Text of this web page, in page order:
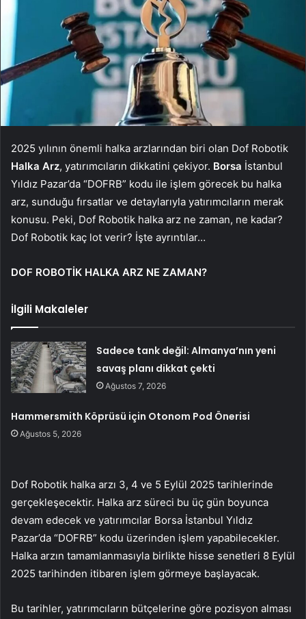
2025 yılının önemli halka arzlarından biri olan Dof Robotik
Halka Arz, yatırımcıların dikkatini çekiyor. Borsa İstanbul
Yıldız Pazar’da “DOFRB” kodu ile işlem görecek bu halka
arz, sunduğu fırsatlar ve detaylarıyla yatırımcıların merak
konusu. Peki, Dof Robotik halka arz ne zaman, ne kadar?
Dof Robotik kaç lot verir? İşte ayrıntılar…
DOF ROBOTİK HALKA ARZ NE ZAMAN?
İlgili Makaleler
Sadece tank değil: Almanya’nın yeni
savaş planı dikkat çekti
Ağustos 7, 2026
Hammersmith Köprüsü için Otonom Pod Önerisi
Ağustos 5, 2026
Dof Robotik halka arzı 3, 4 ve 5 Eylül 2025 tarihlerinde
gerçekleşecektir. Halka arz süreci bu üç gün boyunca
devam edecek ve yatırımcılar Borsa İstanbul Yıldız
Pazar’da “DOFRB” kodu üzerinden işlem yapabilecekler.
Halka arzın tamamlanmasıyla birlikte hisse senetleri 8 Eylül
2025 tarihinden itibaren işlem görmeye başlayacak.
Bu tarihler, yatırımcıların bütçelerine göre pozisyon alması